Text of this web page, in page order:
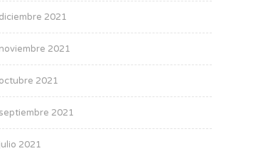
diciembre 2021
noviembre 2021
octubre 2021
septiembre 2021
julio 2021